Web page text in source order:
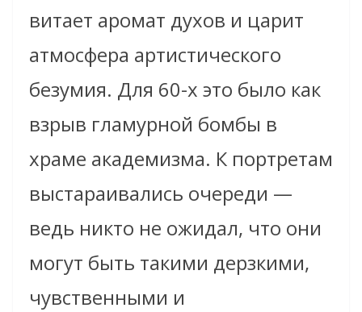
витает аромат духов и царит
атмосфера артистического
безумия. Для 60-х это было как
взрыв гламурной бомбы в
храме академизма. К портретам
выстараивались очереди —
ведь никто не ожидал, что они
могут быть такими дерзкими,
чувственными и